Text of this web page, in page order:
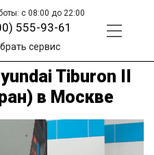
с 08:00 до 22:00
555-93-61
сервис
Tiburon II
в Москве